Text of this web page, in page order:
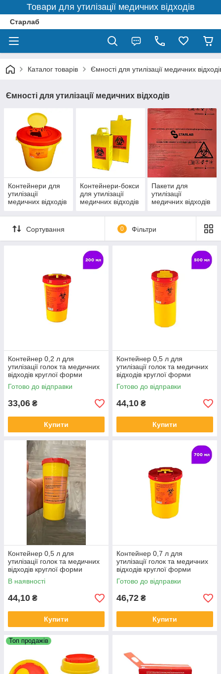
Товари для утилізації медичних відходів
Старлаб
Каталог товарів Ємності для утилізації медичних
Ємності для утилізації медичних відходів
Контейнери для
утилізації
медичних відходів
Контейнери-бокси
для утилізації
медичних відходів
Пакети для
утилізації
медичних відходів
Сортування 0 Фільтри
Контейнер 0,2 л для
утилізації голок та медичних
відходів круглої форми
Готово до відправки
33,06 ₴
Купити
Контейнер 0,5 л для
утилізації голок та медичних
відходів круглої форми
Готово до відправки
44,10 ₴
Купити
Контейнер 0,5 л для
утилізації голок та медичних
відходів круглої форми
В наявності
44,10 ₴
Купити
Контейнер 0,7 л для
утилізації голок та медичних
відходів круглої форми
Готово до відправки
46,72 ₴
Купити
Топ продажів